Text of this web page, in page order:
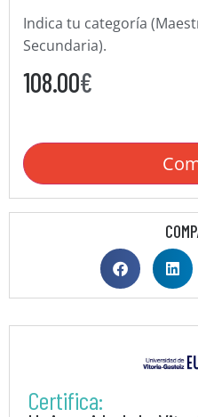
Indica tu categoría
Secundaria).
108.00€
Certifica: